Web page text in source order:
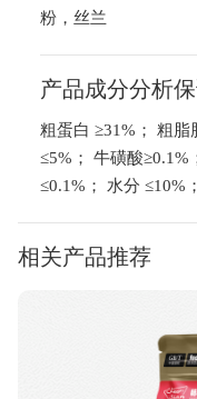
粉，丝兰
产品成分分析
粗蛋白 ≥31%； 粗脂
≤5%； 牛磺酸≥0.1%
≤0.1%； 水分 ≤10%
相关产品推荐